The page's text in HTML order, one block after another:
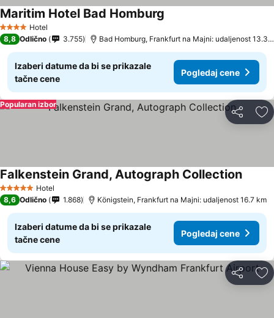
4 ZvezdiceHotel
Maritim Hotel Bad Homburg
8,8 Odlično 3.755 Bad Homburg, Frankfurt na Majni: udaljenost 13.3
Izaberi datume da bi se prikazale
tačne cene
Pogledaj cene
Deli
Popularan izbor
5 ZvezdiceHotel
Falkenstein Grand, Autograph Collection
8,6 Odlično 1.868 Königstein, Frankfurt na Majni: udaljenost 16.7 km
Izaberi datume da bi se prikazale
tačne cene
Pogledaj cene
Deli